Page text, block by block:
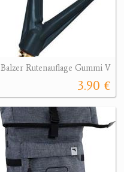
Balzer Rutenauflage Gummi V
3.90 €